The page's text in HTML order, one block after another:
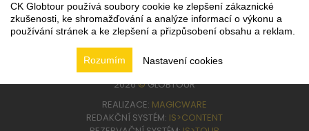
2026©GLOBTOUR
REALIZACE: MAGICWARE
REDAKČNÍ SYSTÉM: IS>CONTENT
CK Globtour používá soubory cookie ke zlepšení zákaznické
zkušenosti, ke shromažďování a analýze informací o výkonu a
používání stránek a ke zlepšení a přizpůsobení obsahu a reklam.
Nastavení cookies
Rozumím